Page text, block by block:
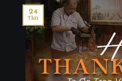
24
Th11